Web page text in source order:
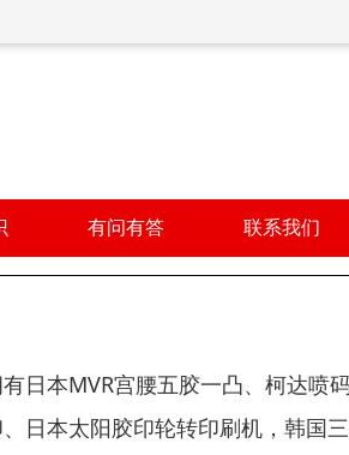
有问有答 联系我们
日本MVR宫腰五胶一凸、柯达喷
日本太阳胶印轮转印刷机，韩国